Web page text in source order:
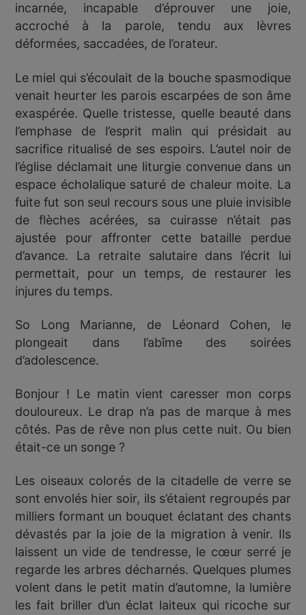
incarnée, incapable d’éprouver une joie,
accroché à la parole, tendu aux lèvres
déformées, saccadées, de l’orateur.
Le miel qui s’écoulait de la bouche spasmodique
venait heurter les parois escarpées de son âme
exaspérée. Quelle tristesse, quelle beauté dans
l’emphase de l’esprit malin qui présidait au
sacrifice ritualisé de ses espoirs. L’autel noir de
l’église déclamait une liturgie convenue dans un
espace écholalique saturé de chaleur moite. La
fuite fut son seul recours sous une pluie invisible
de flèches acérées, sa cuirasse n’était pas
ajustée pour affronter cette bataille perdue
d’avance. La retraite salutaire dans l’écrit lui
permettait, pour un temps, de restaurer les
injures du temps.
So Long Marianne, de Léonard Cohen, le
plongeait dans l’abîme des soirées
d’adolescence.
Bonjour ! Le matin vient caresser mon corps
douloureux. Le drap n’a pas de marque à mes
côtés. Pas de rêve non plus cette nuit. Ou bien
était-ce un songe ?
Les oiseaux colorés de la citadelle de verre se
sont envolés hier soir, ils s’étaient regroupés par
milliers formant un bouquet éclatant des chants
dévastés par la joie de la migration à venir. Ils
laissent un vide de tendresse, le cœur serré je
regarde les arbres décharnés. Quelques plumes
volent dans le petit matin d’automne, la lumière
les fait briller d’un éclat laiteux qui ricoche sur